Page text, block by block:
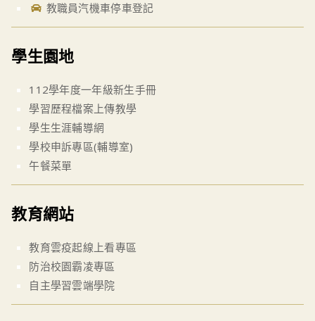
教職員汽機車停車登記
學生園地
112學年度一年級新生手冊
學習歷程檔案上傳教學
學生生涯輔導網
學校申訴專區(輔導室)
午餐菜單
教育網站
教育雲疫起線上看專區
防治校園霸凌專區
自主學習雲端學院